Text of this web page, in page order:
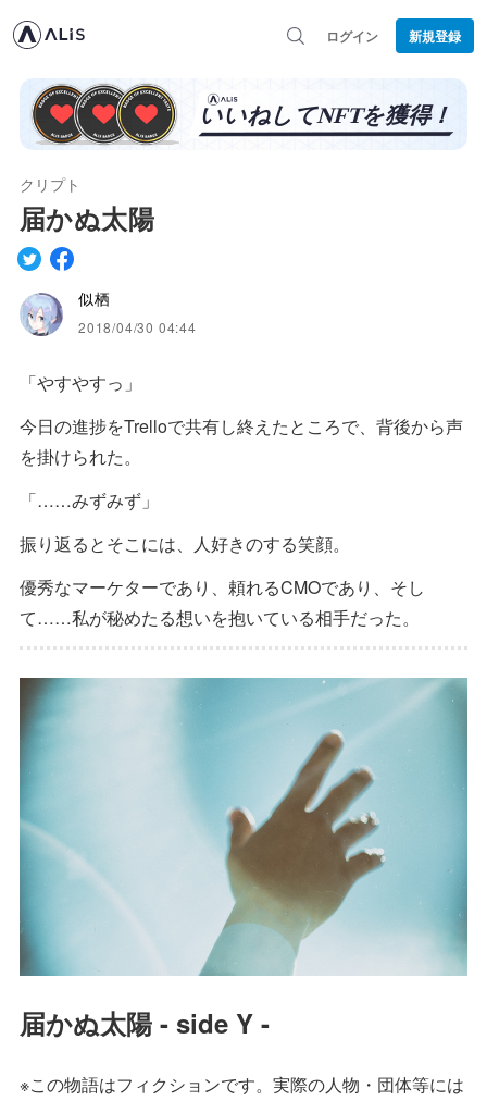
ログイン 新規登録
クリプト
届かぬ太陽
似栖
2018/04/30 04:44
「やすやすっ」
今日の進捗をTrelloで共有し終えたところで、背後から声
を掛けられた。
「……みずみず」
振り返るとそこには、人好きのする笑顔。
優秀なマーケターであり、頼れるCMOであり、そし
て……私が秘めたる想いを抱いている相手だった。
届かぬ太陽 - side Y -
※この物語はフィクションです。実際の人物・団体等には